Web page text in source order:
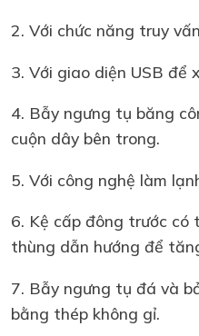
2. Với chức năng truy
3. Với giao diện USB để
4. Bẫy ngưng tụ băng
cuộn dây bên trong.
5. Với công nghệ làm
6. Kệ cấp đông trước có
thùng dẫn hướng để
7. Bẫy ngưng tụ đá và
bằng thép không gỉ.